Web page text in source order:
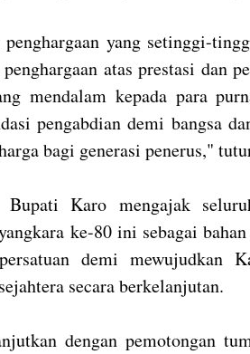
penghargaan yang setinggi-
atas prestasi dan
mendalam kepada para
pengabdian demi bangsa
bagi generasi penerus,"
Bupati Karo mengajak
ke-80 ini sebagai
demi mewujudkan
secara berkelanjutan.
dengan pemotongan